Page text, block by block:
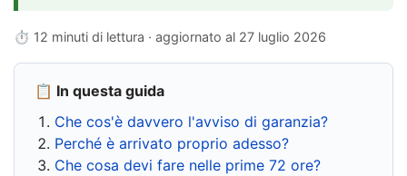
⏱ 12 minuti di lettura · aggiornato al 27 luglio 2026
📋 In questa guida
Che cos'è davvero l'avviso di garanzia?
Perché è arrivato proprio adesso?
Che cosa devi fare nelle prime 72 ore?